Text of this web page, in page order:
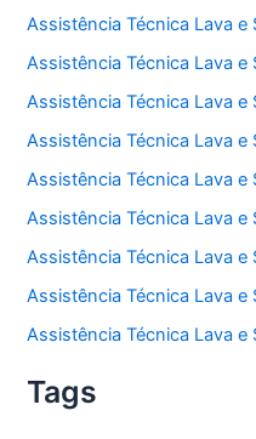
Assistência Técnica Lava e
Assistência Técnica Lava e
Assistência Técnica Lava e
Assistência Técnica Lava e
Assistência Técnica Lava e
Assistência Técnica Lava e
Assistência Técnica Lava e
Assistência Técnica Lava e
Assistência Técnica Lava e
Tags